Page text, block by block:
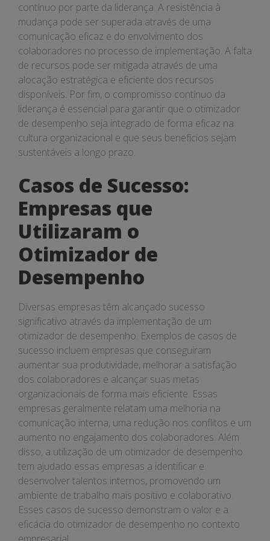
contínuo por parte da liderança. A resistência à
mudança pode ser superada através de uma
comunicação eficaz e do envolvimento dos
colaboradores no processo de implementação. A falta
de recursos pode ser mitigada através de uma
alocação estratégica e eficiente dos recursos
disponíveis. Por fim, o compromisso contínuo da
liderança é essencial para garantir que o otimizador
de desempenho seja integrado de forma eficaz na
cultura organizacional e que seus benefícios sejam
sustentáveis a longo prazo.
Casos de Sucesso:
Empresas que
Utilizaram o
Otimizador de
Desempenho
Diversas empresas têm alcançado sucesso
significativo através da implementação de um
otimizador de desempenho. Exemplos de casos de
sucesso incluem empresas que conseguiram
aumentar sua produtividade, melhorar a satisfação
dos colaboradores e alcançar suas metas
organizacionais de forma mais eficiente. Essas
empresas geralmente relatam uma melhoria na
comunicação interna, uma redução nos conflitos e um
aumento no engajamento dos colaboradores. Além
disso, a utilização de um otimizador de desempenho
tem ajudado essas empresas a identificar e
desenvolver talentos internos, promovendo um
ambiente de trabalho mais positivo e colaborativo.
Esses casos de sucesso demonstram o valor e a
eficácia do otimizador de desempenho no contexto